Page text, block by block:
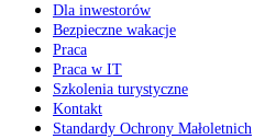
Dla inwestorów
Bezpieczne wakacje
Praca
Praca w IT
Szkolenia turystyczne
Kontakt
Standardy Ochrony Małoletnich